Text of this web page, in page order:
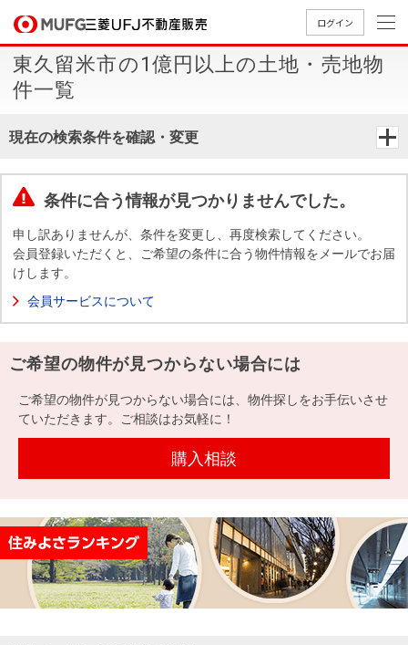
ログイン
買いたいTOP
中古
マン
ンを
探す
築・
一戸
建て
す
用
物
件
を
件を
探す
売りたいTOP
無
料
定
却
談
売却
金額
試算
売却向け
周辺相場
住まい1プ
店舗案内TOP
店舗のご
案内（首
案内（名
案内（関
会社情報TOP
ごあいさ
つ
要
Way
経営ビジ
ョン
組織図
役員一
沿革
本社地
図
（電子ブ
ック版）
採用情報TOP
新卒採用
情報
採用情報
買いたい
売りたい
店舗案内
会社情報
採用情報
提携企業にお勤めの方
閉じる
東久留米市の1億円以上の土地・売地物
件一覧
現在の検索条件を確認・変更
条件に合う情報が見つかりませんでした。
申し訳ありませんが、条件を変更し、再度検索してください。
会員登録いただくと、ご希望の条件に合う物件情報をメールでお届
けします。
会員サービスについて
ご希望の物件が見つからない場合には
ご希望の物件が見つからない場合には、物件探しをお手伝いさせ
ていただきます。ご相談はお気軽に！
購入相談